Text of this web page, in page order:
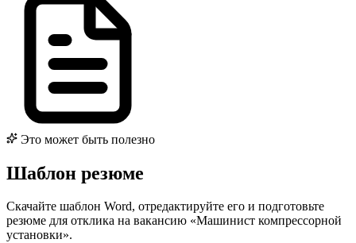
Это может быть полезно
Шаблон резюме
Скачайте шаблон Word, отредактируйте его и подготовьте
резюме для отклика на вакансию «Машинист компрессорной
установки».